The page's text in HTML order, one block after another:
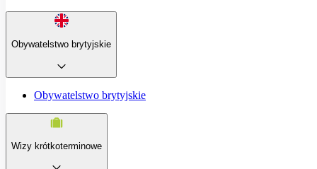
Obywatelstwo brytyjskie
Obywatelstwo brytyjskie
Wizy krótkoterminowe